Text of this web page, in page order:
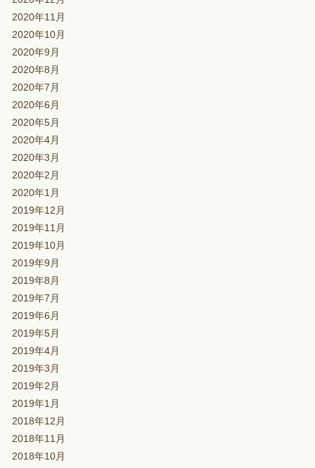
2020年11月
2020年10月
2020年9月
2020年8月
2020年7月
2020年6月
2020年5月
2020年4月
2020年3月
2020年2月
2020年1月
2019年12月
2019年11月
2019年10月
2019年9月
2019年8月
2019年7月
2019年6月
2019年5月
2019年4月
2019年3月
2019年2月
2019年1月
2018年12月
2018年11月
2018年10月